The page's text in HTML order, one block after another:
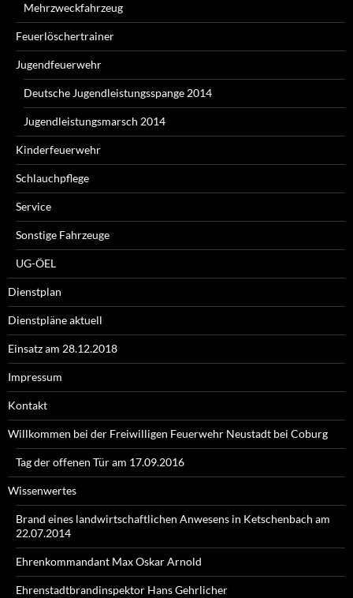
Mehrzweckfahrzeug
Feuerlöschertrainer
Jugendfeuerwehr
Deutsche Jugendleistungsspange 2014
Jugendleistungsmarsch 2014
Kinderfeuerwehr
Schlauchpflege
Service
Sonstige Fahrzeuge
UG-ÖEL
Dienstplan
Dienstpläne aktuell
Einsatz am 28.12.2018
Impressum
Kontakt
Willkommen bei der Freiwilligen Feuerwehr Neustadt bei Coburg
Tag der offenen Tür am 17.09.2016
Wissenwertes
Brand eines landwirtschaftlichen Anwesens in Ketschenbach am
22.07.2014
Ehrenkommandant Max Oskar Arnold
Ehrenstadtbrandinspektor Hans Gehrlicher